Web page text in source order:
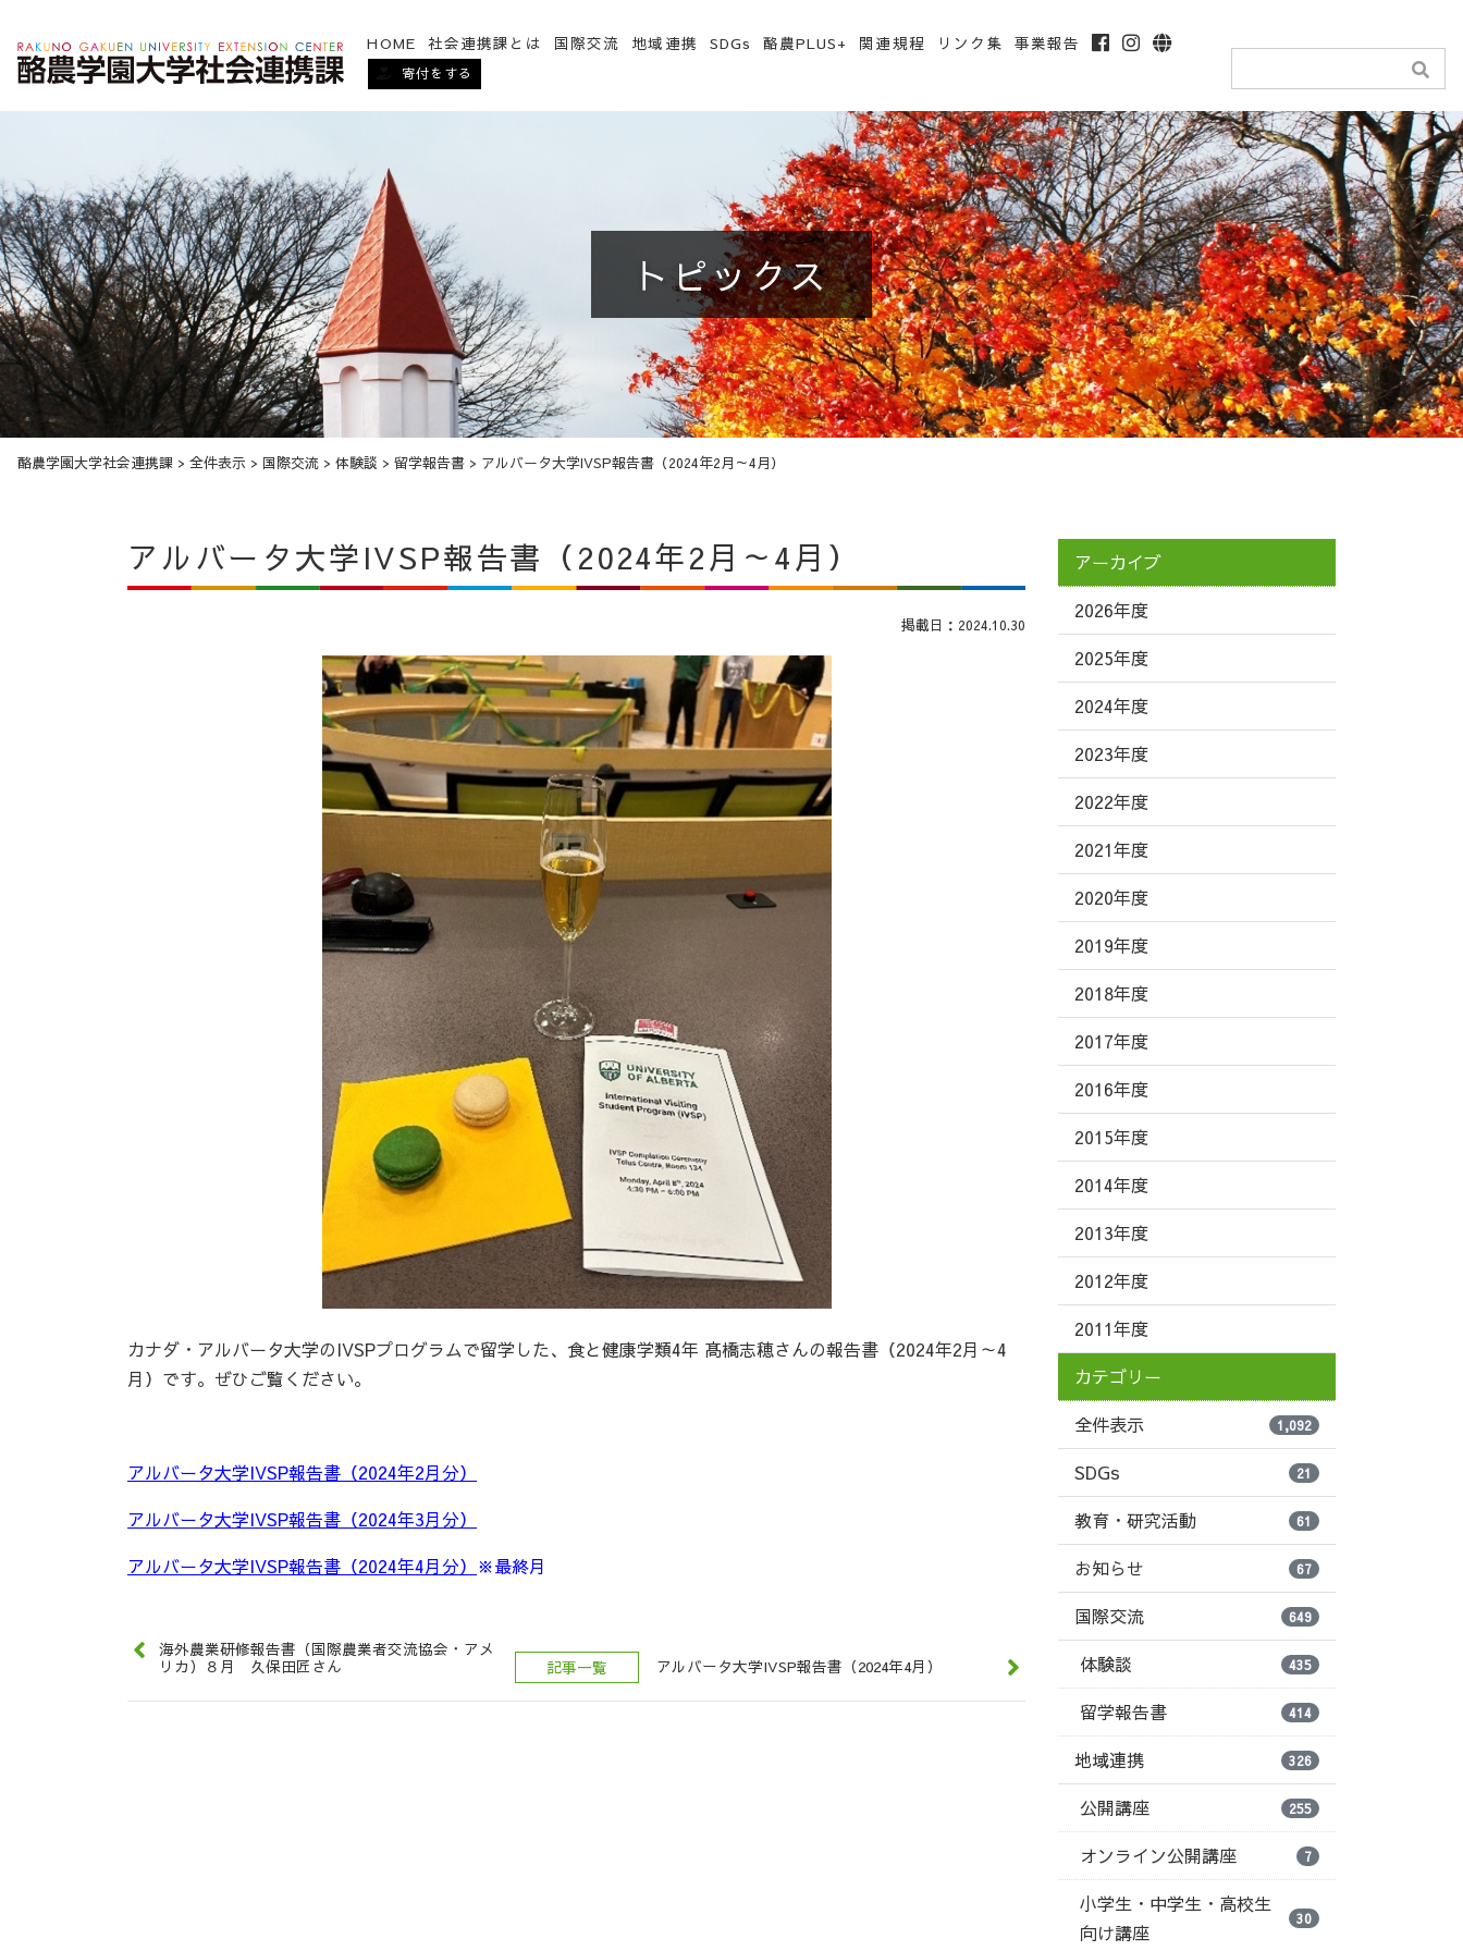
HOME 社会連携課とは 国際交流 地域連携 SDGs 酪農PLUS+ 関連規程 リンク集 事業報告
寄付をする
トピックス
酪農学園大学社会連携課 > 全件表示 > 国際交流 > 体験談 > 留学報告書 > アルバータ大学IVSP報告書（2024年2月～4月）
アルバータ大学IVSP報告書（2024年2月～4月）
掲載日：2024.10.30
カナダ・アルバータ大学のIVSPプログラムで留学した、食と健康学類4年 髙橋志穂さんの報告書（2024年2月～4
月）です。ぜひご覧ください。
アルバータ大学IVSP報告書（2024年2月分）
アルバータ大学IVSP報告書（2024年3月分）
アルバータ大学IVSP報告書（2024年4月分） ※最終月
海外農業研修報告書（国際農業者交流協会・アメ
リカ）８月 久保田匠さん
記事一覧 アルバータ大学IVSP報告書（2024年4月）
アーカイブ
2026年度
2025年度
2024年度
2023年度
2022年度
2021年度
2020年度
2019年度
2018年度
2017年度
2016年度
2015年度
2014年度
2013年度
2012年度
2011年度
カテゴリー
全件表示
1,092
SDGs 21
教育・研究活動 61
お知らせ 67
国際交流 649
体験談 435
留学報告書 414
地域連携 326
公開講座 255
オンライン公開講座 7
小学生・中学生・高校生
向け講座
30